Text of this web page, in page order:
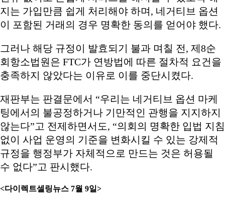
지는 가입만큼 쉽게 처리해야 하며, 네거티브 옵션
이 포함된 거래의 경우 명확한 동의를 얻어야 했다.
그러나 해당 규정이 발효되기 불과 며칠 전, 제8순
회항소법원은 FTC가 연방법에 따른 절차적 요건을
충족하지 않았다는 이유로 이를 중단시켰다.
재판부는 판결문에서 “우리는 네거티브 옵션 마케
팅에서의 불공정하거나 기만적인 관행을 지지하지
않는다”고 전제하면서도, “의회의 명확한 입법 지침
없이 사업 운영의 기준을 변화시킬 수 있는 강제적
규정을 행정부가 자체적으로 만드는 것은 허용될
수 없다”고 판시했다.
<다이렉트셀링뉴스 7월 9일>